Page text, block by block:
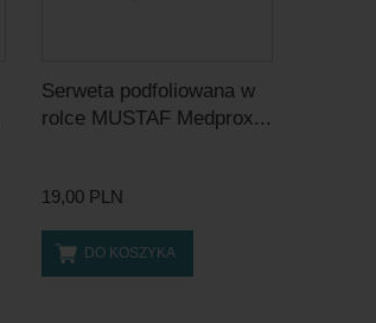
Serweta podfoliowana w
rolce MUSTAF Medprox...
19,00 PLN
DO KOSZYKA